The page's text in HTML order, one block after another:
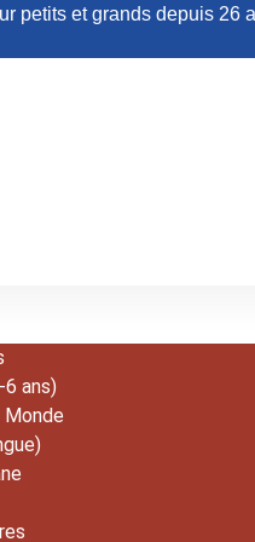
petits et grands depuis 26
ans)
Monde